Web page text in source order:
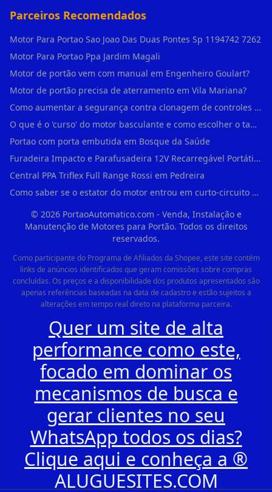
Parceiros Recomendados
Motor Para Portao Sao Joao Das Duas Pontes Sp 1194742 7262
Motor Para Portao Ppa Jardim Magali
Motor de portão vem com manual em Engenheiro Goulart?
Motor de portão precisa de aterramento em Vila Mariana?
Como aumentar a segurança contra clonagem de controles de portão em São Rafael?
O que é o 'curso' do motor basculante e como escolher o tamanho certo (1,4m, 1,5m, 2,0m) em Engenheiro Goulart?
Portao com porta embutida em Bosque da Saúde
Furadeira Impacto e Parafusadeira 12V Recarregável Portátil Sem Fio Mandril 3/8 em Brás
Central PPA Triflex Full Range Rossi em Pedreira
Como saber se o estator do motor entrou em curto-circuito em Alto de Pinheiros?
© 2026PortaoAutomatico.com - Venda, Instalação e
Manutenção de Motores para Portão. Todos os direitos
reservados.
Como participante do Programa de Afiliados da Shopee, este site contém
links de anúncios identificados que geram comissões sobre compras
concluídas. Os preços e a disponibilidade dos produtos apresentados são
apenas referências baseadas na data de cadastro e estão sujeitos a
alterações em tempo real direto na plataforma parceira.
Quer um site de alta
performance como este,
focado em dominar os
mecanismos de busca e
gerar clientes no seu
WhatsApp todos os dias?
Clique aqui e conheça a ®
ALUGUESITES.COM